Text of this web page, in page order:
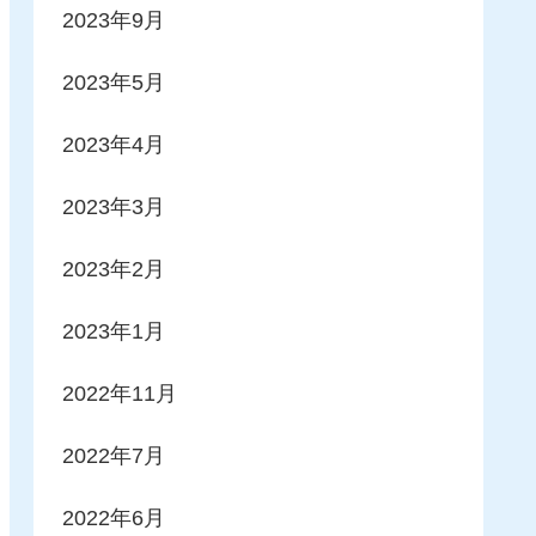
2023年9月
2023年5月
2023年4月
2023年3月
2023年2月
2023年1月
2022年11月
2022年7月
2022年6月